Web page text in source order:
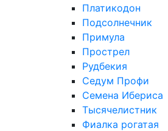
Платикодон
Подсолнечник
Примула
Прострел
Рудбекия
Седум Профи
Семена Ибериса
Тысячелистник
Фиалка рогатая